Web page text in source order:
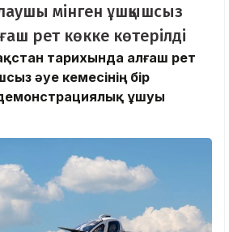
мінген ұшқышсыз
рет көкке көтерілді
тарихында алғаш рет
әуе кемесінің бір
ұшуы